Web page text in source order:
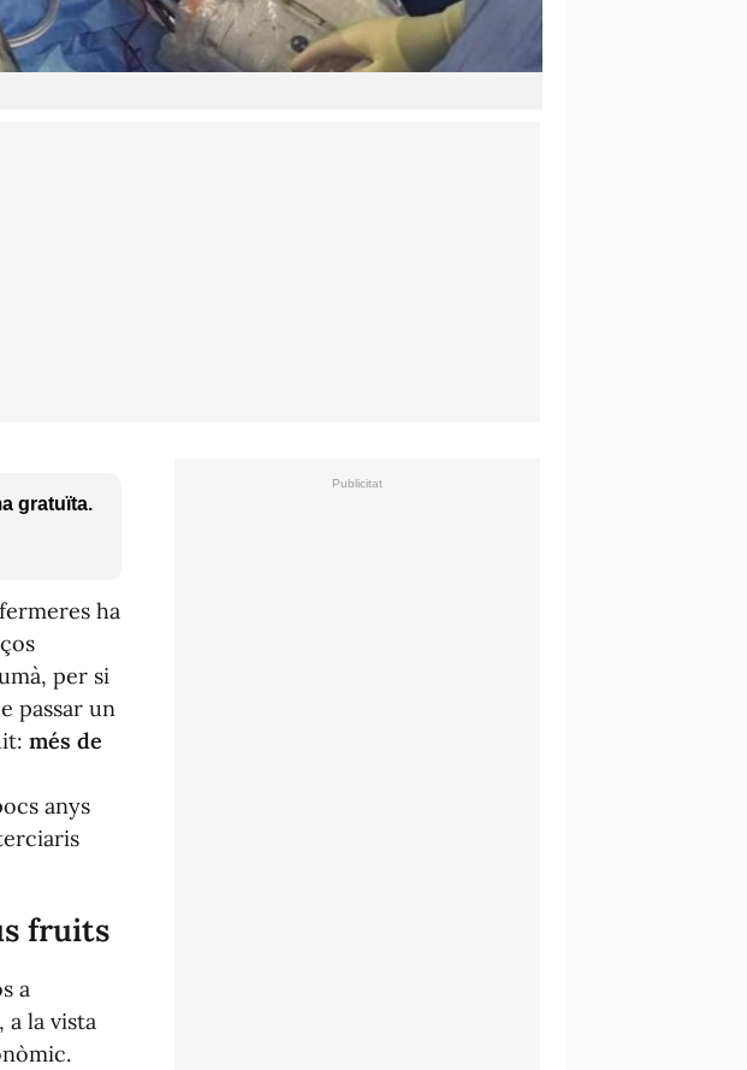
gratuïta.
ha
per si
passar un
més de
anys
fruits
a
a la vista